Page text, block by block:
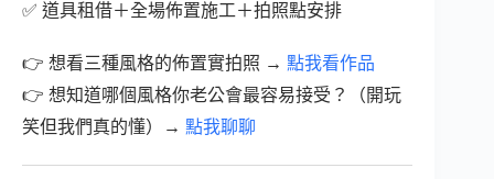
✅ 道具租借＋全場佈置施工＋拍照點安排
👉 想看三種風格的佈置實拍照 → 點我看作品
👉 想知道哪個風格你老公會最容易接受？（開玩
笑但我們真的懂）→ 點我聊聊